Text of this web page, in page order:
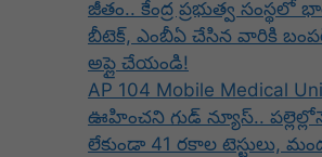
జీతం.. కేంద్ర ప్రభుత్వ సంస్థలో
బీటెక్, ఎంబీఏ చేసిన వారికి
అప్లై చేయండి!
AP 104 Mobile Medical
ఊహించని గుడ్ న్యూస్..
లేకుండా 41 రకాల టెస్టులు,